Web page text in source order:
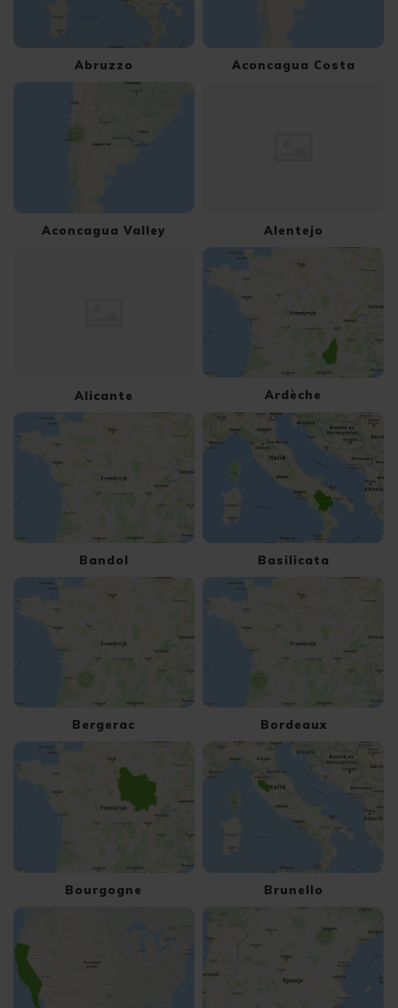
Abruzzo Aconcagua Costa
Aconcagua Valley Alentejo
Alicante Ardèche
Bandol Basilicata
Bergerac Bordeaux
Bourgogne Brunello